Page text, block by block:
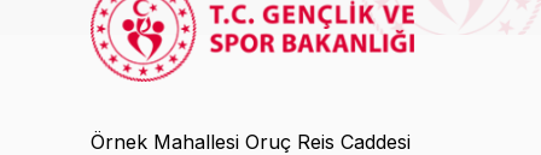
Örnek Mahallesi Oruç Reis Caddesi